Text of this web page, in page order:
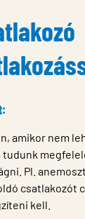
amikor nem
tudunk
Pl.
csatlakozót
kell.